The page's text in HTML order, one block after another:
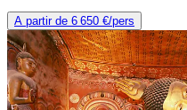
A partir de 6 650 €/pers